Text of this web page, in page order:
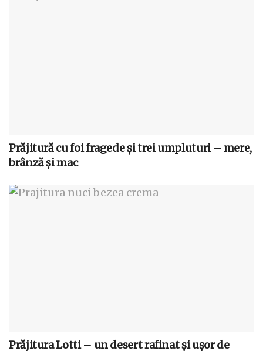
Prăjitură cu foi fragede și trei umpluturi – mere,
brânză și mac
Prăjitura Lotti – un desert rafinat și ușor de